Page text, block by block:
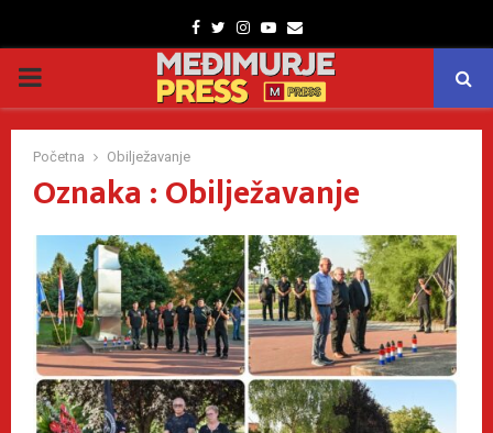
Facebook
TwitterInstagram
Youtube
Email
PRIMARY
MENU
Početna Obilježavanje
Oznaka : Obilježavanje